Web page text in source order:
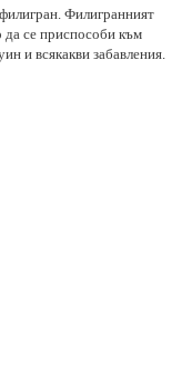
Филигранният
да се приспособи към
и всякакви забавления.